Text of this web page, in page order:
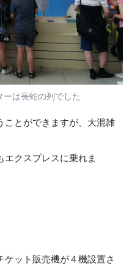
は長蛇の列でした
ことができますが、大混雑
エクスプレスに乗れま
ット販売機が４機設置さ